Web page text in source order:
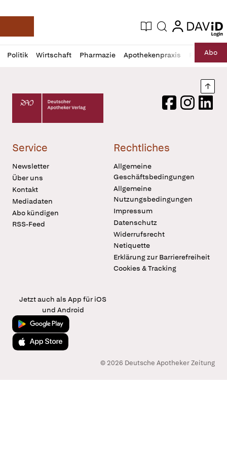
Deutsche Apotheker Zeitung
Aktuelle Ausgabe
Suche login
login
Politik Wirtschaft Pharmazie Apothekenpraxis RechtAbo
Profil
öffnen
Daz
Pur
Deutscher Apotheker Verlag Logo
FacebookInstagram
Service
Newsletter
Über uns
Kontakt
Mediadaten
Abo kündigen
RSS-Feed
Rechtliches
Allgemeine
Geschäftsbedingungen
Allgemeine
Nutzungsbedingungen
Impressum
Datenschutz
Widerrufsrecht
Netiquette
Erklärung zur Barrierefreiheit
Cookies & Tracking
Jetzt auch als App für iOS
und Android
Jetzt bei Google Play
Laden im App Store
© 2026 Deutsche Apotheker Zeitung